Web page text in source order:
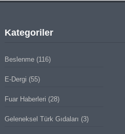
Kategoriler
Beslenme(116)
E-Dergi (55)
Fuar Haberleri (28)
Geleneksel Türk Gıdaları (3)